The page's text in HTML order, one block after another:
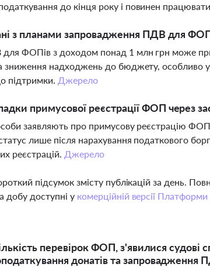
до кінця року і повинен
з планами запровадження ПДВ для
ФОПів з доходом понад 1 млн грн може
зниження надходжень до бюджету, особливо
підтримки. Джерело
примусової реєстрації ФОП через
заявляють про примусову реєстрацію ФОП
лише після нарахування податкового
реєстрацій. Джерело
підсумок змісту публікацій за день.
добу доступні у комерційній версії
перевірок ФОП, з'явилися
донатів та запровадження